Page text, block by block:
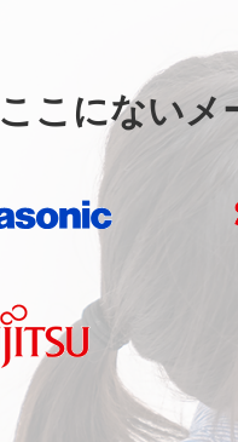
ここにないメ